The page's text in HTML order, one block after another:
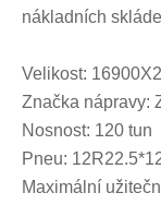
nákladních
Velikost:
Značka nápravy:
Nosnost: 120 tun
Pneu:
Maximální